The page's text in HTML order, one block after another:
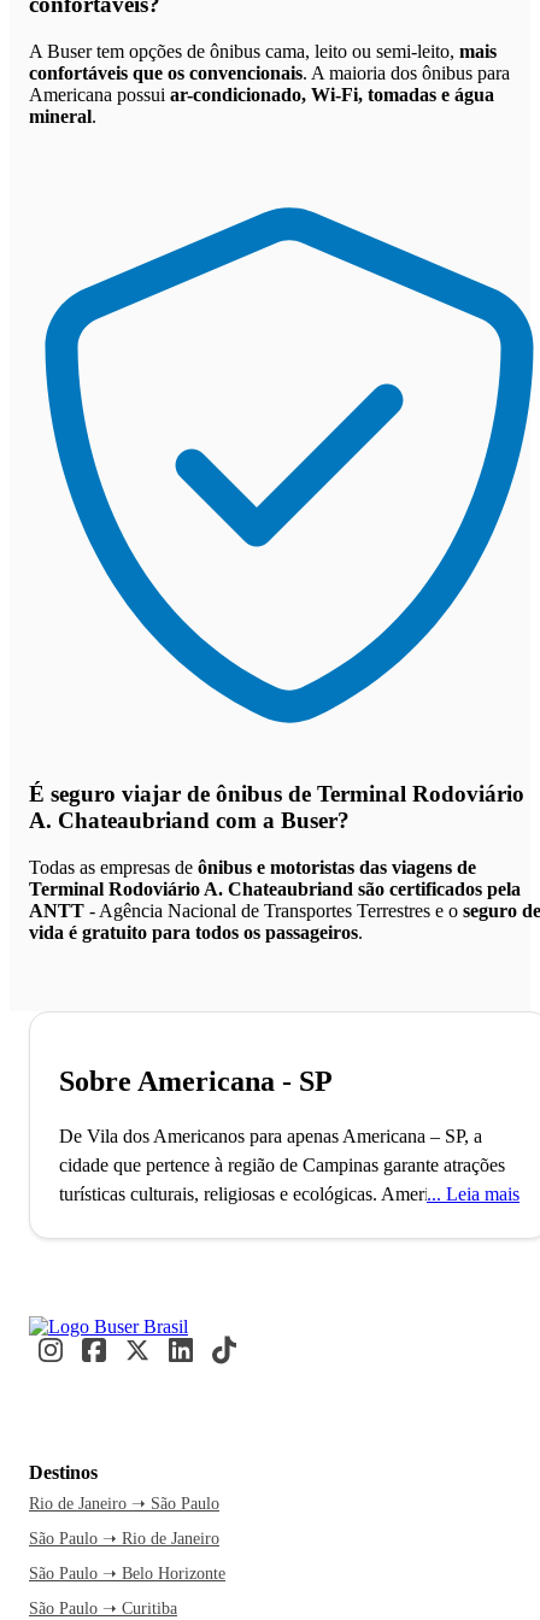
A Buser tem opções de ônibus cama, leito ou semi-leito, mais
confortáveis que os convencionais. A maioria dos ônibus para
Americana possui ar-condicionado, Wi-Fi, tomadas e água
mineral.
É seguro viajar de ônibus de Terminal Rodoviário
A. Chateaubriand com a Buser?
Todas as empresas de ônibus e motoristas das viagens de
Terminal Rodoviário A. Chateaubriand são certificados pela
ANTT - Agência Nacional de Transportes Terrestres e o seguro de
vida é gratuito para todos os passageiros.
Sobre Americana - SP
De Vila dos Americanos para apenas Americana – SP, a
cidade que pertence à região de Campinas garante atrações
turísticas culturais, religiosas e ecológicas. Americana,
anualmente para a famosa Festa do Peão de Americana,
atraindo milhares de visitantes.
momento agora. Com uma passagem de ônibus pela Buser,
você relaxa e curte o tempo livre sem precisar se preocupar
com o trânsito. O atendimento está disponível 24 horas,
garantindo segurança e facilidade na sua experiência. Ao
chegar, a rodoviária de Americana já é o ponto de partida
Leia mais
Destinos
Rio de Janeiro ➝ São Paulo
São Paulo ➝ Rio de Janeiro
São Paulo ➝ Belo Horizonte
São Paulo ➝ Curitiba